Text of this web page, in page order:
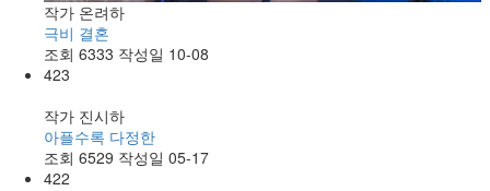
작가 온려하
극비 결혼
조회 6333 작성일 10-08
423
작가 진시하
아플수록 다정한
조회 6529 작성일 05-17
422